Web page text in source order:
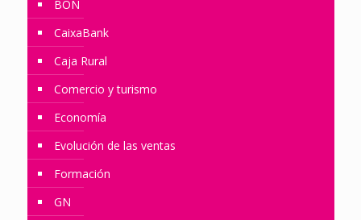
BON
CaixaBank
Caja Rural
Comercio y turismo
Economía
Evolución de las ventas
Formación
GN